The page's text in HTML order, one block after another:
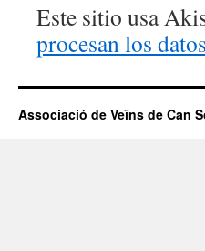
Este sitio usa
procesan los
Associació de Veïns de Can